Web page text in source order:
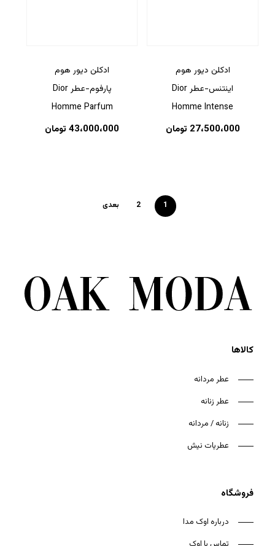
ادکلن دیور هوم
اینتنس-عطر Dior
Homme Intense
27،500،000 تومان
ادکلن دیور هوم
پارفوم-عطر Dior
Homme Parfum
43،000،000 تومان
1
2 بعدی
کالاها
عطر مردانه
عطر زنانه
زنانه / مردانه
عطریات نیش
فروشگاه
درباره اوک مدا